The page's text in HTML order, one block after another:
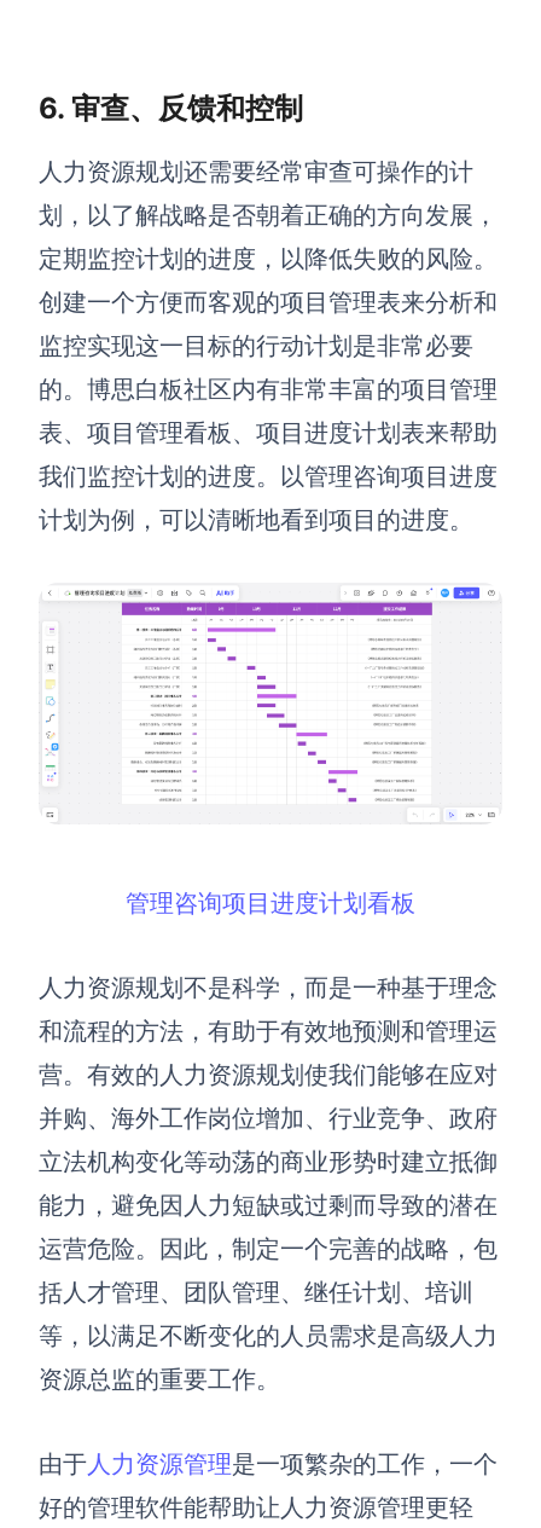
6. 审查、反馈和控制
人力资源规划还需要经常审查可操作的计
划，以了解战略是否朝着正确的方向发展，
定期监控计划的进度，以降低失败的风险。
创建一个方便而客观的项目管理表来分析和
监控实现这一目标的行动计划是非常必要
的。博思白板社区内有非常丰富的项目管理
表、项目管理看板、项目进度计划表来帮助
我们监控计划的进度。以管理咨询项目进度
计划为例，可以清晰地看到项目的进度。
管理咨询项目进度计划看板
人力资源规划不是科学，而是一种基于理念
和流程的方法，有助于有效地预测和管理运
营。有效的人力资源规划使我们能够在应对
并购、海外工作岗位增加、行业竞争、政府
立法机构变化等动荡的商业形势时建立抵御
能力，避免因人力短缺或过剩而导致的潜在
运营危险。因此，制定一个完善的战略，包
括人才管理、团队管理、继任计划、培训
等，以满足不断变化的人员需求是高级人力
资源总监的重要工作。
由于人力资源管理是一项繁杂的工作，一个
好的管理软件能帮助让人力资源管理更轻